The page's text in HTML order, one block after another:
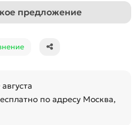
предложение
августа
по адресу Москва,